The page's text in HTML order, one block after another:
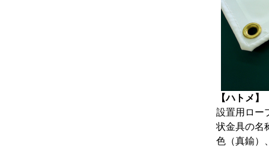
【ハトメ】
設置用ロー
状金具の名
色（真鍮）